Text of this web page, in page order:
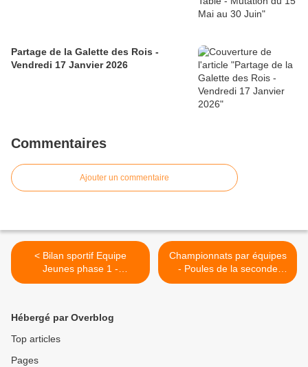
Partage de la Galette des Rois -
Vendredi 17 Janvier 2026
Commentaires
Ajouter un commentaire
< Bilan sportif Equipe
Jeunes phase 1 -
2012/2013
Championnats par équipes
- Poules de la seconde
phase - R1 et R3 >
Hébergé par Overblog
Top articles
Pages